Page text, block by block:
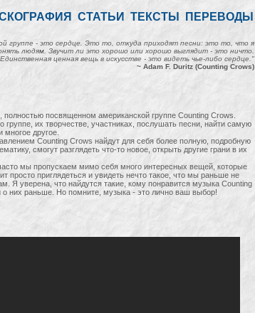
СТАТЬИ ТЕКСТЫ ПЕРЕВОДЫ
группе - это сердце. Это то, откуда приходят песни: это то, что я
людям. Звучит ли это хорошо или хорошо выглядит - это ничто.
Единственная ценная вещь в искусстве - это видеть чье-либо сердце."
~ Adam F. Duritz (Counting Crows)
посвященном американской группе Counting Crows.
их творчестве, участниках, послушать песни, найти самую
другое.
Counting Crows найдут для себя более полную, подробную
смогут разглядеть что-то новое, открыть другие грани в их
мы пропускаем мимо себя много интересных вещей, которые
просто приглядеться и увидеть нечто такое, что мы раньше не
Я уверена, что найдутся такие, кому понравится музыка Counting
них раньше. Но помните, музыка - это лично ваш выбор!